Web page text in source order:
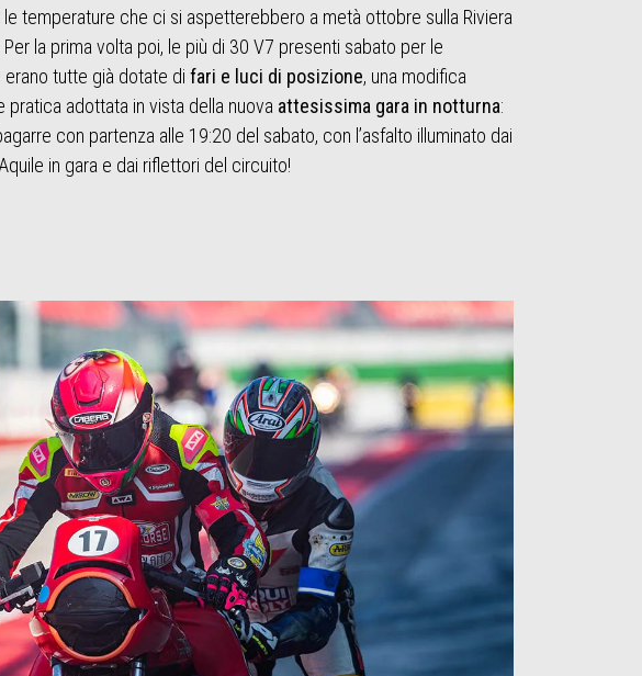
temperature che ci si aspetterebbero a metà ottobre sulla Riviera
la prima volta poi, le più di 30 V7 presenti sabato per le
erano tutte già dotate difari e luci di posizione, una modifica
pratica adottata in vista della nuova attesissima gara in notturna:
con partenza alle 19:20 del sabato, con l’asfalto illuminato dai
in gara e dai riflettori del circuito!